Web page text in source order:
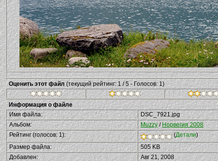
Оценить этот файл(текущий рейтинг: 1 / 5 - Голосов: 1)
Информация о файле
Имя файла:
DSC_7921.jpg
Альбом:
Muzzy/ Норвегия 2008
Рейтинг (голосов: 1):
(Детали)
Размер файла:
505 KB
Добавлен:
Авг 21, 2008